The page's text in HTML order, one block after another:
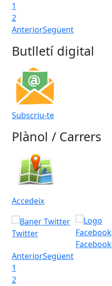
1
2
AnteriorSegüent
Butlletí digital
Subscriu-te
Plànol / Carrers
Accedeix
Twitter
Facebook
AnteriorSegüent
1
2